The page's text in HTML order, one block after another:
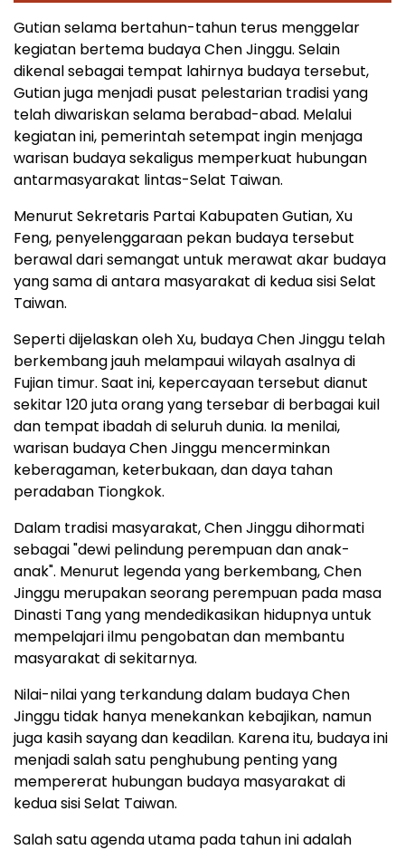
Gutian selama bertahun-tahun terus menggelar
kegiatan bertema budaya Chen Jinggu. Selain
dikenal sebagai tempat lahirnya budaya tersebut,
Gutian juga menjadi pusat pelestarian tradisi yang
telah diwariskan selama berabad-abad. Melalui
kegiatan ini, pemerintah setempat ingin menjaga
warisan budaya sekaligus memperkuat hubungan
antarmasyarakat lintas-Selat Taiwan.
Menurut Sekretaris Partai Kabupaten Gutian, Xu
Feng, penyelenggaraan pekan budaya tersebut
berawal dari semangat untuk merawat akar budaya
yang sama di antara masyarakat di kedua sisi Selat
Taiwan.
Seperti dijelaskan oleh Xu, budaya Chen Jinggu telah
berkembang jauh melampaui wilayah asalnya di
Fujian timur. Saat ini, kepercayaan tersebut dianut
sekitar 120 juta orang yang tersebar di berbagai kuil
dan tempat ibadah di seluruh dunia. Ia menilai,
warisan budaya Chen Jinggu mencerminkan
keberagaman, keterbukaan, dan daya tahan
peradaban Tiongkok.
Dalam tradisi masyarakat, Chen Jinggu dihormati
sebagai "dewi pelindung perempuan dan anak-
anak". Menurut legenda yang berkembang, Chen
Jinggu merupakan seorang perempuan pada masa
Dinasti Tang yang mendedikasikan hidupnya untuk
mempelajari ilmu pengobatan dan membantu
masyarakat di sekitarnya.
Nilai-nilai yang terkandung dalam budaya Chen
Jinggu tidak hanya menekankan kebajikan, namun
juga kasih sayang dan keadilan. Karena itu, budaya ini
menjadi salah satu penghubung penting yang
mempererat hubungan budaya masyarakat di
kedua sisi Selat Taiwan.
Salah satu agenda utama pada tahun ini adalah